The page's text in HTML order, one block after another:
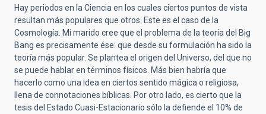
Hay periodos en la Ciencia en los cuales ciertos puntos de vista
resultan más populares que otros. Este es el caso de la
Cosmología. Mi marido cree que el problema de la teoría del Big
Bang es precisamente ése: que desde su formulación ha sido la
teoría más popular. Se plantea el origen del Universo, del que no
se puede hablar en términos físicos. Más bien habría que
hacerlo como una idea en ciertos sentido mágica o religiosa,
llena de connotaciones bíblicas. Por otro lado, es cierto que la
tesis del Estado Cuasi-Estacionario sólo la defiende el 10% de